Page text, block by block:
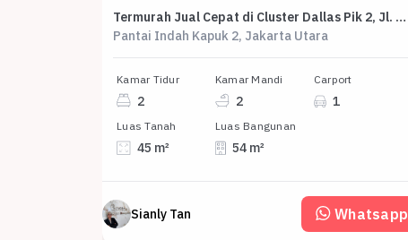
Termurah Jual Cepat di Cluster Dallas Pik 2, Jl. Tanjung Burung, Tanjung Burung, Teluknaga, Tangerang, Banten, Indonesia, 15510, Pantai Indah Kapuk 2 Rumah PPJB Bagus Dekat Toll
Pantai Indah Kapuk 2, Jakarta Utara
Kamar Tidur
2
Kamar Mandi
2
Carport
1
Luas Tanah
45 m²
Luas Bangunan
54 m²
Sianly Tan Whatsapp